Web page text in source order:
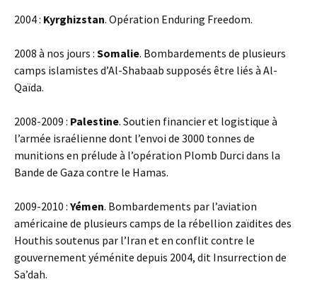
2004 : Kyrghizstan. Opération Enduring Freedom.
2008 à nos jours : Somalie. Bombardements de plusieurs
camps islamistes d’Al-Shabaab supposés être liés à Al-
Qaïda.
2008-2009 : Palestine. Soutien financier et logistique à
l’armée israélienne dont l’envoi de 3000 tonnes de
munitions en prélude à l’opération Plomb Durci dans la
Bande de Gaza contre le Hamas.
2009-2010 : Yémen. Bombardements par l’aviation
américaine de plusieurs camps de la rébellion zaïdites des
Houthis soutenus par l’Iran et en conflit contre le
gouvernement yéménite depuis 2004, dit Insurrection de
Sa’dah.